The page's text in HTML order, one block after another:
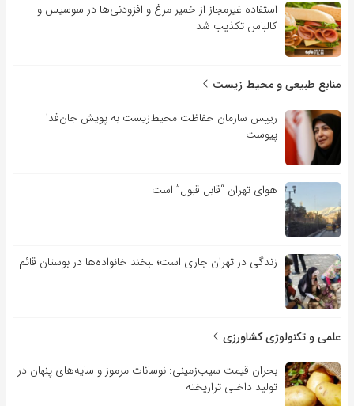
استفاده غیرمجاز از خمیر مرغ و افزودنی‌ها در سوسیس و
کالباس تکذیب شد
منابع طبیعی و محیط زیست
رییس سازمان حفاظت محیط‌زیست به پویش جان‌فدا
پیوست
هوای تهران “قابل قبول” است
زندگی در تهران جاری است؛ لبخند خانواده‌ها در بوستان قائم
علمی و تکنولوژی کشاورزی
بحران قیمت سیب‌زمینی: نوسانات مرموز و سایه‌های پنهان در
تولید داخلی تراریخته